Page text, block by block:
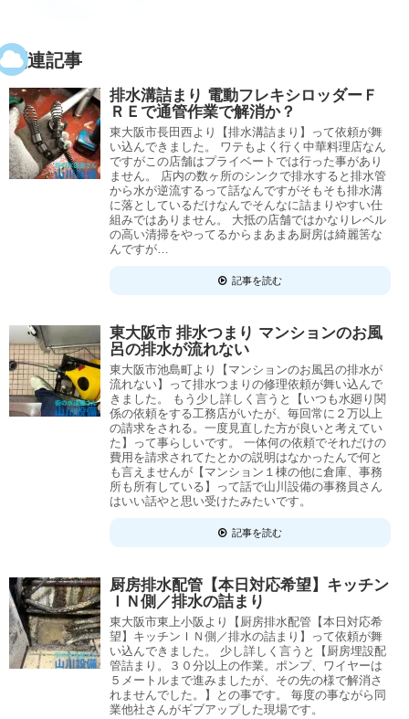
関連記事
排水溝詰まり 電動フレキシロッダーＦ
ＲＥで通管作業で解消か？
東大阪市長田西より【排水溝詰まり】って依頼が舞
い込んできました。 ワテもよく行く中華料理店なん
ですがこの店舗はプライベートでは行った事があり
ません。 店内の数ヶ所のシンクで排水すると排水管
から水が逆流するって話なんですがそもそも排水溝
に落としているだけなんでそんなに詰まりやすい仕
組みではありません。 大抵の店舗ではかなりレベル
の高い清掃をやってるからまあまあ厨房は綺麗筈な
んですが…
記事を読む
東大阪市 排水つまり マンションのお風
呂の排水が流れない
東大阪市池島町より【マンションのお風呂の排水が
流れない】って排水つまりの修理依頼が舞い込んで
きました。 もう少し詳しく言うと【いつも水廻り関
係の依頼をする工務店がいたが、毎回常に２万以上
の請求をされる。一度見直した方が良いと考えてい
た】って事らしいです。 一体何の依頼でそれだけの
費用を請求されてたとかの説明はなかったんで何と
も言えませんが【マンション１棟の他に倉庫、事務
所も所有している】って話で山川設備の事務員さん
はいい話やと思い受けたみたいです。
記事を読む
厨房排水配管【本日対応希望】キッチン
ＩＮ側／排水の詰まり
東大阪市東上小阪より【厨房排水配管【本日対応希
望】キッチンＩＮ側／排水の詰まり】って依頼が舞
い込んできました。 少し詳しく言うと【厨房埋設配
管詰まり。３０分以上の作業。ポンプ、ワイヤーは
５メートルまで進みましたが、その先の様で解消さ
れませんでした。】との事です。 毎度の事ながら同
業他社さんがギブアップした現場です。